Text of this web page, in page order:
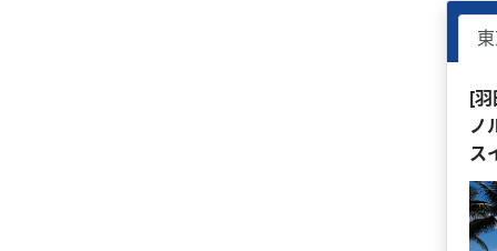
[
ノ
ス